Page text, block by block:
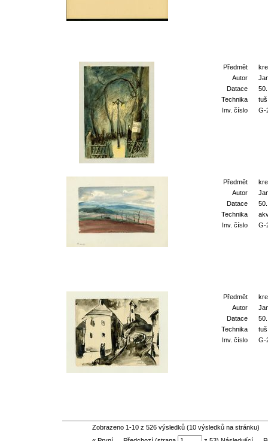
Předmět
Autor
Datace
Technika
Inv. číslo
G-
Předmět
Autor
Datace
Technika
Inv. číslo
G-
Předmět
Autor
Datace
Technika
tuš
Inv. číslo
G-
Zobrazeno 1-10 z 526 výsledků (10 výsledků na stránku)